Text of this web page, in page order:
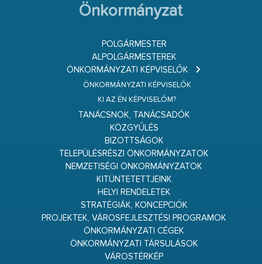
Önkormányzat
POLGÁRMESTER
ALPOLGÁRMESTEREK
ÖNKORMÁNYZATI KÉPVISELŐK
ÖNKORMÁNYZATI KÉPVISELŐK
KI AZ ÉN KÉPVISELŐM?
TANÁCSNOK, TANÁCSADÓK
KÖZGYŰLÉS
BIZOTTSÁGOK
TELEPÜLÉSRÉSZI ÖNKORMÁNYZATOK
NEMZETISÉGI ÖNKORMÁNYZATOK
KITÜNTETETTJEINK
HELYI RENDELETEK
STRATÉGIÁK, KONCEPCIÓK
PROJEKTEK, VÁROSFEJLESZTÉSI PROGRAMOK
ÖNKORMÁNYZATI CÉGEK
ÖNKORMÁNYZATI TÁRSULÁSOK
VÁROSTÉRKÉP